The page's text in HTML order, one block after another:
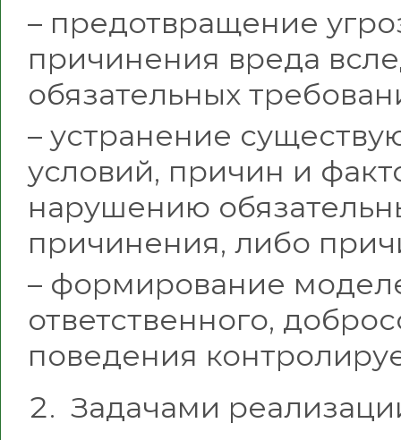
– предотвращение
причинения вреда
обязательных
– устранение
условий, причин и
нарушению
причинения, либо
– формирование
ответственного,
поведения
Задачами